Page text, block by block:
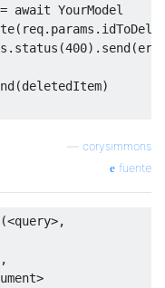
= await YourModel
( req. params .
. status (400). send(err
(deletedItem)
corysimmons
fuente
(<query>,
>